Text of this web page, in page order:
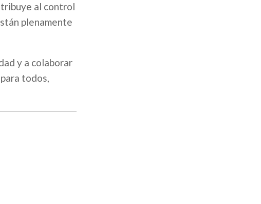
al control
plenamente
y a colaborar
todos,